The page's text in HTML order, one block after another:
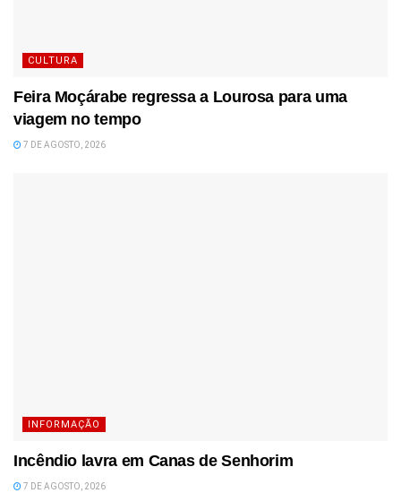
CULTURA
Feira Moçárabe regressa a Lourosa para uma
viagem no tempo
7 DE AGOSTO, 2026
INFORMAÇÃO
Incêndio lavra em Canas de Senhorim
7 DE AGOSTO, 2026